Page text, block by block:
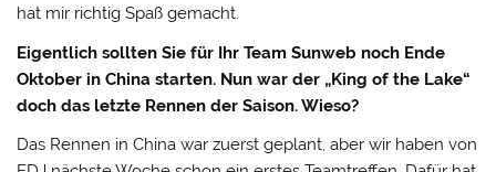
hat mir richtig Spaß gemacht.
Eigentlich sollten Sie für Ihr Team Sunweb noch Ende
Oktober in China starten. Nun war der „King of the Lake“
doch das letzte Rennen der Saison. Wieso?
Das Rennen in China war zuerst geplant, aber wir haben von